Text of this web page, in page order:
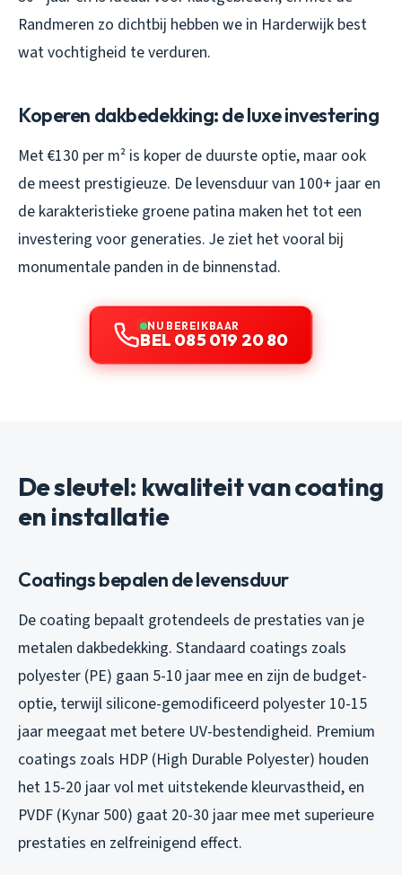
Randmeren zo dichtbij hebben we in Harderwijk best
wat vochtigheid te verduren.
Koperen dakbedekking: de luxe investering
Met €130 per m² is koper de duurste optie, maar ook
de meest prestigieuze. De levensduur van 100+ jaar en
de karakteristieke groene patina maken het tot een
investering voor generaties. Je ziet het vooral bij
monumentale panden in de binnenstad.
NU BEREIKBAAR
BEL 085 019 20 80
De sleutel: kwaliteit van coating
en installatie
Coatings bepalen de levensduur
De coating bepaalt grotendeels de prestaties van je
metalen dakbedekking. Standaard coatings zoals
polyester (PE) gaan 5-10 jaar mee en zijn de budget-
optie, terwijl silicone-gemodificeerd polyester 10-15
jaar meegaat met betere UV-bestendigheid. Premium
coatings zoals HDP (High Durable Polyester) houden
het 15-20 jaar vol met uitstekende kleurvastheid, en
PVDF (Kynar 500) gaat 20-30 jaar mee met superieure
prestaties en zelfreinigend effect.